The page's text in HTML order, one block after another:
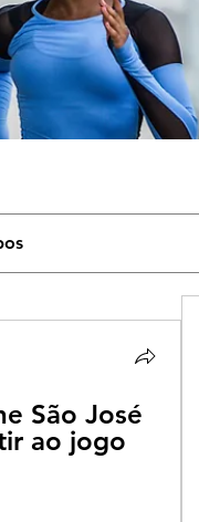
São José
ao jogo